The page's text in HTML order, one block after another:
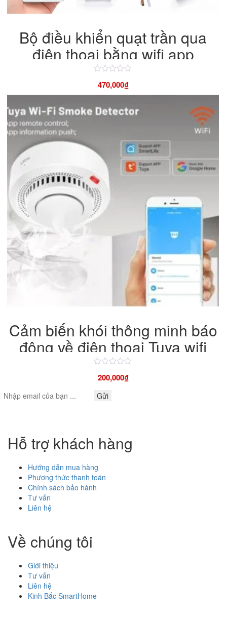
Bộ điều khiển quạt trần qua
điện thoại bằng wifi app
TuyaSmart
xếp
5
sao
470,000₫
Cảm biến khói thông minh báo
động về điện thoại Tuya wifi
xếp
4.50
5
200,000₫
Gửi
Hỗ trợ khách hàng
Hướng dẫn mua hàng
Phương thức thanh toán
Chính sách bảo hành
Tư vấn
Liên hệ
Về chúng tôi
Giới thiệu
Tư vấn
Liên hệ
Kinh Bắc SmartHome